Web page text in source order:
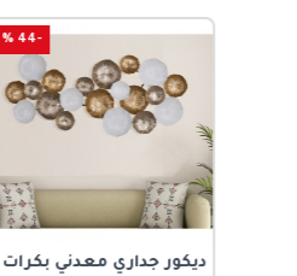
ديكور جداري معدني بكرات